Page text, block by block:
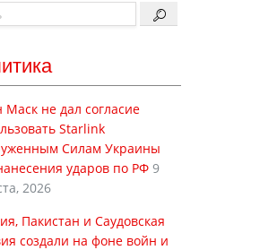
Маск не дал согласие
Starlink
Силам Украины
ударов по РФ 9
2026
Пакистан и Саудовская
создали на фоне войн и